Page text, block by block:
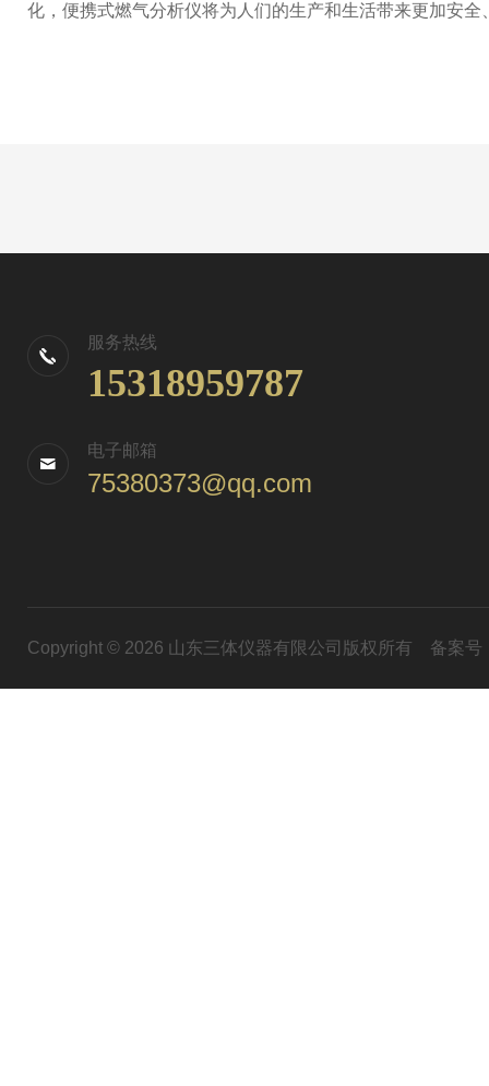
化，便携式燃气分析仪将为人们的生产和生活带来更加安
服务热线
15318959787
电子邮箱
75380373@qq.com
Copyright © 2026 山东三体仪器有限公司版权所有 备案号